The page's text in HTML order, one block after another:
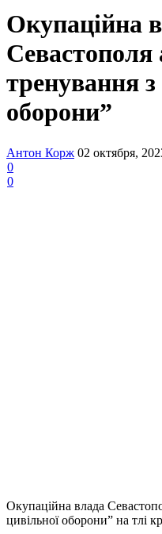
Окупаційна
Севастополя
тренування з
оборони”
Антон Корж 02 октября,
0
0
Окупаційна влада
цивільної оборони” на тлі